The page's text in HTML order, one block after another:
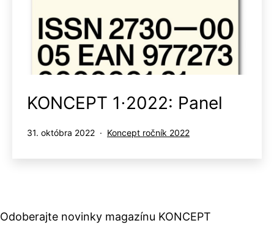
KONCEPT 1⋅2022: Panel
Publikované
31. októbra 2022
Kategorizované
Koncept ročník 2022
Odoberajte novinky magazínu KONCEPT